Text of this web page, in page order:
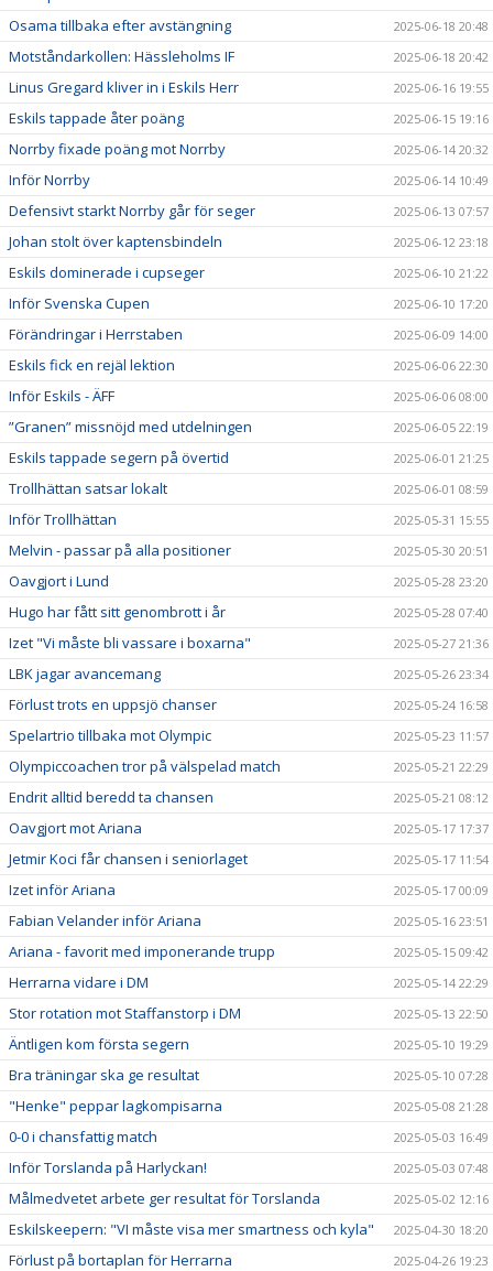
Osama tillbaka efter avstängning 2025-06-18 20:48
Motståndarkollen: Hässleholms IF 2025-06-18 20:42
Linus Gregard kliver in i Eskils Herr 2025-06-16 19:55
Eskils tappade åter poäng 2025-06-15 19:16
Norrby fixade poäng mot Norrby 2025-06-14 20:32
Inför Norrby 2025-06-14 10:49
Defensivt starkt Norrby går för seger 2025-06-13 07:57
Johan stolt över kaptensbindeln 2025-06-12 23:18
Eskils dominerade i cupseger 2025-06-10 21:22
Inför Svenska Cupen 2025-06-10 17:20
Förändringar i Herrstaben 2025-06-09 14:00
Eskils fick en rejäl lektion 2025-06-06 22:30
Inför Eskils - ÄFF 2025-06-06 08:00
”Granen” missnöjd med utdelningen 2025-06-05 22:19
Eskils tappade segern på övertid 2025-06-01 21:25
Trollhättan satsar lokalt 2025-06-01 08:59
Inför Trollhättan 2025-05-31 15:55
Melvin - passar på alla positioner 2025-05-30 20:51
Oavgjort i Lund 2025-05-28 23:20
Hugo har fått sitt genombrott i år 2025-05-28 07:40
Izet "Vi måste bli vassare i boxarna" 2025-05-27 21:36
LBK jagar avancemang 2025-05-26 23:34
Förlust trots en uppsjö chanser 2025-05-24 16:58
Spelartrio tillbaka mot Olympic 2025-05-23 11:57
Olympiccoachen tror på välspelad match 2025-05-21 22:29
Endrit alltid beredd ta chansen 2025-05-21 08:12
Oavgjort mot Ariana 2025-05-17 17:37
Jetmir Koci får chansen i seniorlaget 2025-05-17 11:54
Izet inför Ariana 2025-05-17 00:09
Fabian Velander inför Ariana 2025-05-16 23:51
Ariana - favorit med imponerande trupp 2025-05-15 09:42
Herrarna vidare i DM 2025-05-14 22:29
Stor rotation mot Staffanstorp i DM 2025-05-13 22:50
Äntligen kom första segern 2025-05-10 19:29
Bra träningar ska ge resultat 2025-05-10 07:28
"Henke" peppar lagkompisarna 2025-05-08 21:28
0-0 i chansfattig match 2025-05-03 16:49
Inför Torslanda på Harlyckan! 2025-05-03 07:48
Målmedvetet arbete ger resultat för Torslanda 2025-05-02 12:16
Eskilskeepern: "VI måste visa mer smartness och kyla" 2025-04-30 18:20
Förlust på bortaplan för Herrarna 2025-04-26 19:23